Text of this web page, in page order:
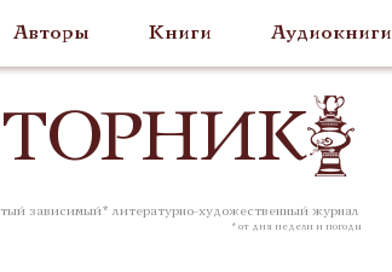
Авторы Книги Аудиокниги
НИК
зависимый* литературно-художественный журнал
* от дня недели и погоды